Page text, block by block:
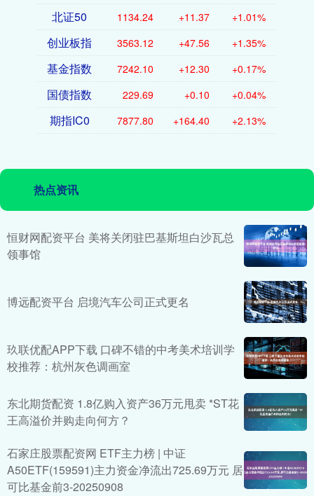
北证50 1134.24 +11.37 +1.01%
创业板指 3563.12 +47.56 +1.35%
基金指数 7242.10 +12.30 +0.17%
国债指数 229.69 +0.10 +0.04%
期指IC0 7877.80 +164.40 +2.13%
热点资讯
恒财网配资平台 美将关闭驻巴基斯坦白沙瓦总
领事馆
博远配资平台 启境汽车公司正式更名
玖联优配APP下载 口碑不错的中考美术培训学
校推荐：杭州灰色调画室
东北期货配资 1.8亿购入资产36万元甩卖 *ST花
王高溢价并购走向何方？
石家庄股票配资网 ETF主力榜 | 中证
A50ETF(159591)主力资金净流出725.69万元 居
可比基金前3-20250908